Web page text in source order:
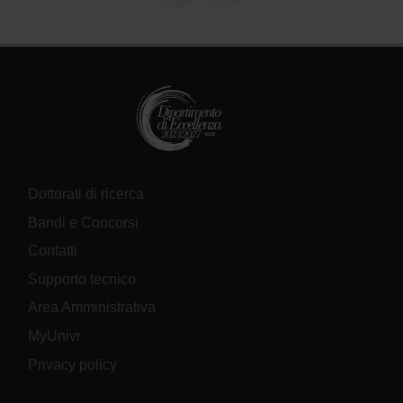
Dottorati di ricerca
Bandi e Concorsi
Contatti
Supporto tecnico
Area Amministrativa
MyUnivr
Privacy policy